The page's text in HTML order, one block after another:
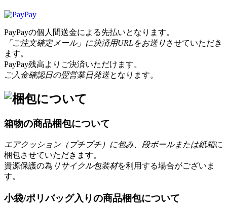
PayPayの個人間送金による先払いとなります。
「ご注文確定メール」に決済用URLをお送りさせていただき
ます。
PayPay残高よりご決済いただけます。
ご入金確認日の翌営業日発送となります。
箱物の商品梱包について
エアクッション（プチプチ）に包み、段ボールまたは紙箱に
梱包させていただきます。
資源保護の為 リサイクル包装材を利用する場合がございま
す。
小袋/ポリバッグ入りの商品梱包について